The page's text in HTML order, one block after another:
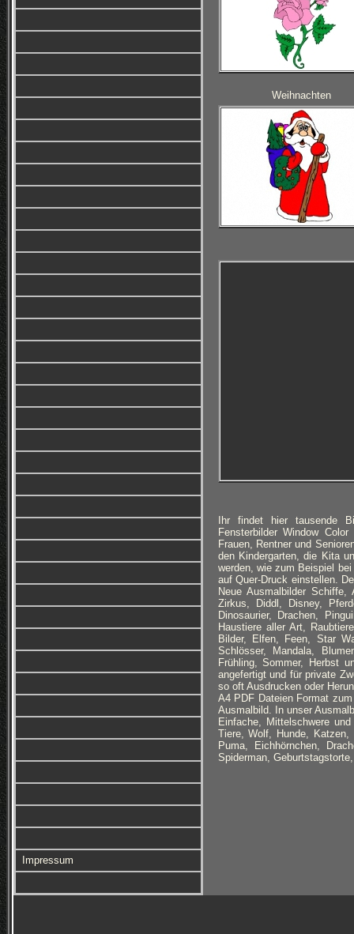
Impressum
Weihnachten
Ihr findet hier tausende
Fensterbilder Window
Frauen, Rentner und
den Kindergarten, die Kita
werden, wie zum Beispiel
auf Quer-Druck einstellen.
Neue Ausmalbilder
Zirkus, Diddl, Disney,
Dinosaurier, Drachen,
Haustiere aller Art,
Bilder, Elfen, Feen, Star
Schlösser, Mandala,
Frühling, Sommer, Herbst
angefertigt und für private
so oft Ausdrucken oder
A4 PDF Dateien Format
Ausmalbild. In unser
Einfache, Mittelschwere
Tiere, Wolf, Hunde,
Puma, Eichhörnchen,
Spiderman,